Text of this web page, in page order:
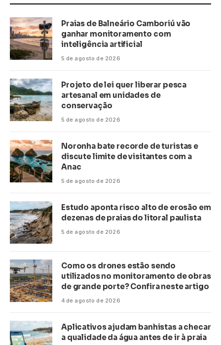
Praias de Balneário Camboriú vão
ganhar monitoramento com
inteligência artificial
5 de agosto de 2026
Projeto de lei quer liberar pesca
artesanal em unidades de
conservação
5 de agosto de 2026
Noronha bate recorde de turistas e
discute limite de visitantes com a
Anac
5 de agosto de 2026
Estudo aponta risco alto de erosão em
dezenas de praias do litoral paulista
5 de agosto de 2026
Como os drones estão sendo
utilizados no monitoramento de obras
de grande porte? Confira neste artigo
4 de agosto de 2026
Aplicativos ajudam banhistas a checar
a qualidade da água antes de ir à praia